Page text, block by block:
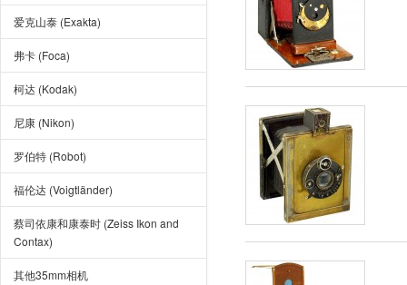
爱克山泰 (Exakta)
弗卡 (Foca)
柯达 (Kodak)
尼康 (Nikon)
罗伯特 (Robot)
福伦达 (Voigtländer)
蔡司依康和康泰时 (Zeiss Ikon and
Contax)
其他35mm相机